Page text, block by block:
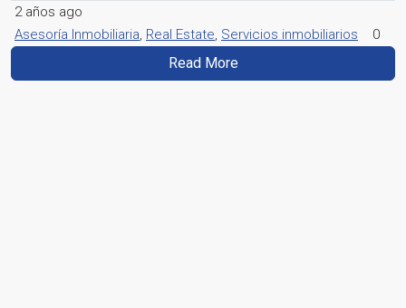
2 años ago
Asesoría Inmobiliaria, Real Estate, Servicios inmobiliarios 0
Read More